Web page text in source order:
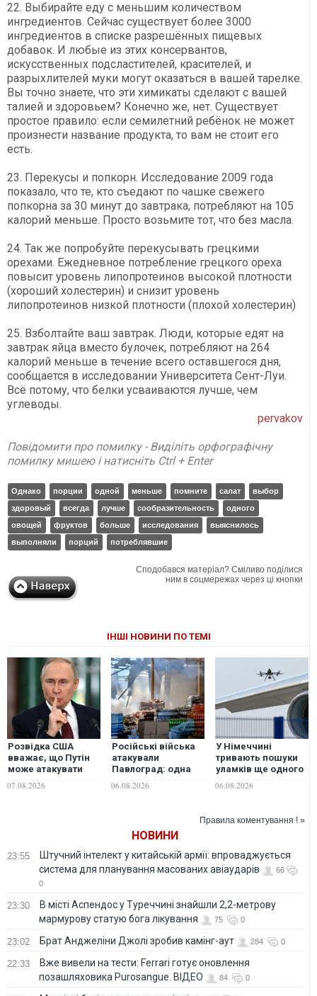
22. Выбирайте еду с меньшим количеством
ингредиентов. Сейчас существует более 3000
ингредиентов в списке разрешённых пищевых
добавок. И любые из этих консервантов,
искусственных подсластителей, красителей, и
разрыхлителей муки могут оказаться в вашей тарелке.
Вы точно знаете, что эти химикаты сделают с вашей
талией и здоровьем? Конечно же, нет. Существует
простое правило: если семилетний ребёнок не может
произнести название продукта, то вам не стоит его
есть.
23. Перекусы и попкорн. Исследование 2009 года
показало, что те, кто съедают по чашке свежего
попкорна за 30 минут до завтрака, потребляют на 105
калорий меньше. Просто возьмите тот, что без масла.
24. Так же попробуйте перекусывать грецкими
орехами. Ежедневное потребление грецкого ореха
повысит уровень липопротеинов высокой плотности
(хороший холестерин) и снизит уровень
липопротеинов низкой плотности (плохой холестерин)
25. Взболтайте ваш завтрак. Люди, которые едят на
завтрак яйца вместо булочек, потребляют на 264
калорий меньше в течение всего оставшегося дня,
сообщается в исследовании Университета Сент-Луи.
Всё потому, что белки усваиваются лучше, чем
углеводы.
pervakov
Повідомити про помилку - Виділіть орфографічну
помилку мишею і натисніть Ctrl + Enter
Однако порции одной меньше помните салат
выбор
здоровый
всегда лучше сообразительность
одного
овощей
фруктов больше исследования
выяснилось
выполняли
порций потреблявшие
Сподобався матеріал? Сміливо поділися
ним в соцмережах через ці кнопки
ІНШІ НОВИНИ ПО ТЕМІ
Розвідка США
вважає, що Путін
може атакувати
вже цієї осені, -
07.08.2026
Російські війська
атакували
Павлоград: одна
горять склади
06.08.2026
У Німеччині
тривають пошуки
уламків ще одного
Лейпцига
06.08.2026
Правила коментування ! »
НОВИНИ
23:55
Штучний інтелект у китайській армії: впроваджується
система для планування масованих авіаударів
66
0
23:30
В місті Аспендос у Туреччині знайшли 2,2-метрову
мармурову статую бога лікування
75 0
23:02 Брат Анджеліни Джолі зробив камінг-аут 284 0
22:33
Вже вивели на тести: Ferrari готує оновлення
позашляховика Purosangue. ВІДЕО
84 0